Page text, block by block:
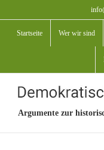
Inhalt
springen
Startseite Wer wir sind
Argumente zur